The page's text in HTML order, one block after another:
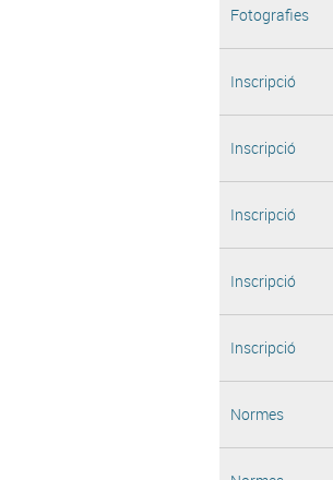
Fotografies
Inscripció
Inscripció
Inscripció
Inscripció
Inscripció
Normes